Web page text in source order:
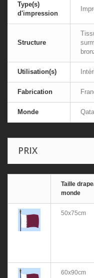
Type(s)
d'impression
Structure
Utilisation(s)
Fabrication
Monde
PRIX
Taille
monde
50x75cm
60x90cm